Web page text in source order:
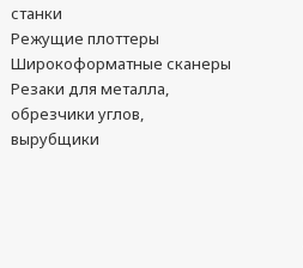
станки
Режущие плоттеры
Широкоформатные сканеры
Резаки для металла,
обрезчики углов,
вырубщики